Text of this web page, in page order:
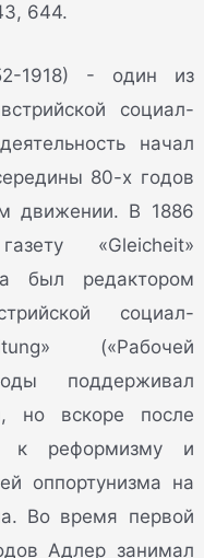
644.
1918) - один из
социал-
начал
80-х годов
движении. В 1886
«Gleicheit»
был редактором
социал-
(«Рабочей
поддерживал
но вскоре после
к реформизму и
оппортунизма на
Во время первой
Адлер занимал